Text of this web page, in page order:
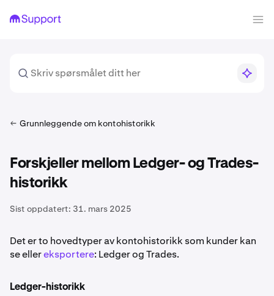
Grunnleggende om kontohistorikk
Forskjeller mellom Ledger- og Trades-
historikk
Sist oppdatert: 31. mars 2025
Det er to hovedtyper av kontohistorikk som kunder kan
se ellereksportere: Ledger og Trades.
Ledger-historikk